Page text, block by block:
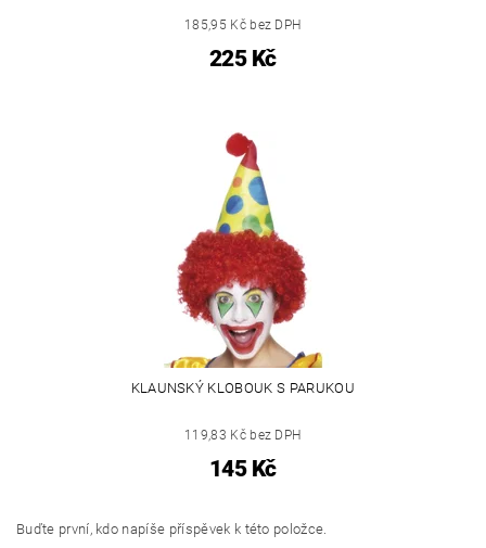
185,95 Kč bez DPH
225 Kč
KLAUNSKÝ KLOBOUK S PARUKOU
119,83 Kč bez DPH
145 Kč
Buďte první, kdo napíše příspěvek k této položce.